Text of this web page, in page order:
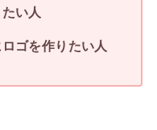
い人
ゴを作りたい人